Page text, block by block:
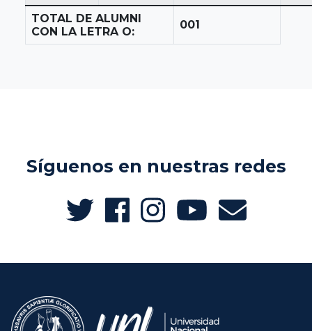
TOTAL DE ALUMNI
CON LA LETRA O:
001
Síguenos en nuestras redes